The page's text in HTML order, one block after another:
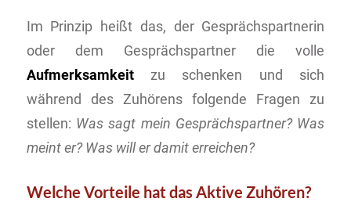
Im Prinzip heißt das, der Gesprächspartnerin
oder dem Gesprächspartner die volle
Aufmerksamkeitzu schenken und sich
während des Zuhörens folgende Fragen zu
stellen: Was sagt mein Gesprächspartner? Was
meint er? Was will er damit erreichen?
Welche Vorteile hat das Aktive Zuhören?